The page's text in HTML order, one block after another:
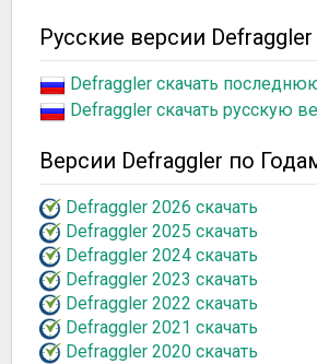
Русские версии Defraggler
Defraggler скачать
Defraggler скачать русскую
Версии Defraggler по
Defraggler 2026 скачать
Defraggler 2025 скачать
Defraggler 2024 скачать
Defraggler 2023 скачать
Defraggler 2022 скачать
Defraggler 2021 скачать
Defraggler 2020 скачать